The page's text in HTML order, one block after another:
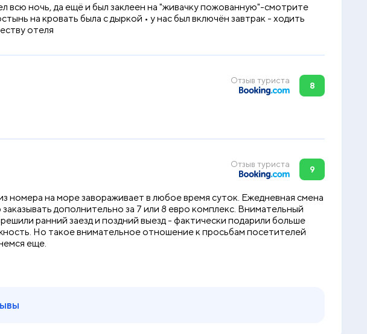
всю ночь, да ещё и был заклеен на "живачку пожованную"-смотрите
на кровать была с дыркой • у нас был включён завтрак - ходить
отеля
Отзыв туриста
8
Отзыв туриста
9
на море завораживает в любое время суток. Ежедневная смена
дополнительно за 7 или 8 евро комплекс. Внимательный
ранний заезд и поздний выезд - фактически подарили больше
Но такое внимательное отношение к просьбам посетителей
еще.